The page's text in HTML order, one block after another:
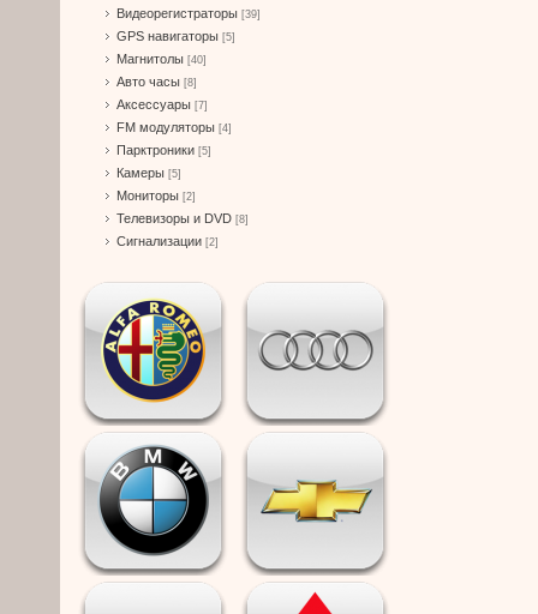
Видеорегистраторы [39]
GPS навигаторы [5]
Магнитолы [40]
Авто часы [8]
Аксессуары [7]
FM модуляторы [4]
Парктроники [5]
Камеры [5]
Мониторы [2]
Телевизоры и DVD [8]
Сигнализации [2]